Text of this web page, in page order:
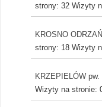
strony: 32 Wizyty
KROSNO
strony: 18 Wizyty
KRZEPIELÓW
Wizyty na stronie: